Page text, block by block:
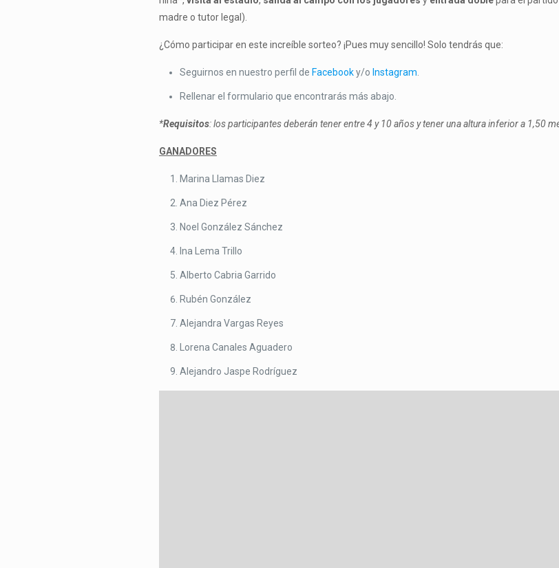
madre o tutor legal).
¿Cómo participar en este increíble sorteo? ¡Pues muy sencillo! Solo tendrás que:
Seguirnos en nuestro perfil de Facebooky/o Instagram
Rellenar el formulario que encontrarás más abajo.
*Requisitos: los participantes deberán tener entre 4 y 10 años y tener una altura inferior a 1,50
GANADORES
Marina Llamas Diez
Ana Diez Pérez
Noel González Sánchez
Ina Lema Trillo
Alberto Cabria Garrido
Rubén González
Alejandra Vargas Reyes
Lorena Canales Aguadero
Alejandro Jaspe Rodríguez